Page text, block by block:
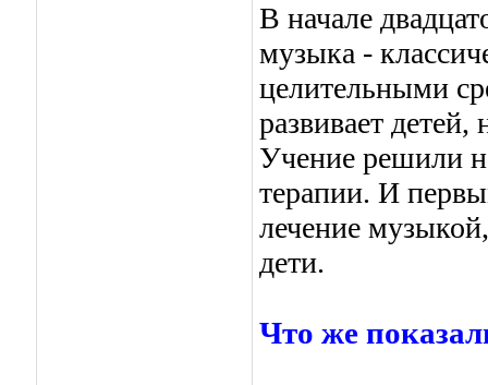
В начале
музыка -
целительными
развивает детей,
Учение решили
терапии. И
лечение
дети.
Что же